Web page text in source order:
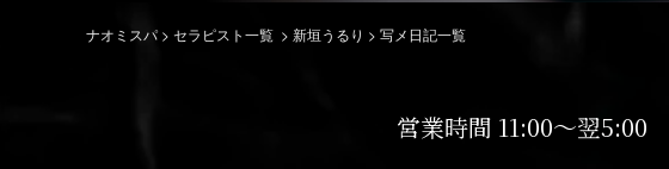
ナオミスパ > セラピスト一覧 > 新垣うるり > 写メ日記一覧
営業時間 11:00～翌5:00